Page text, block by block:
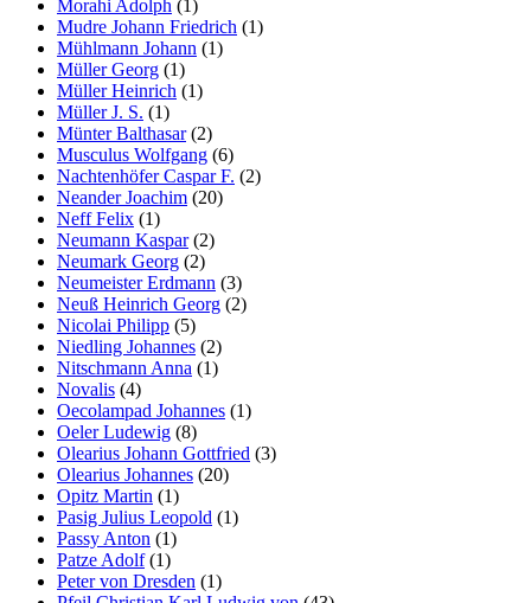
Morahi Adolph (1)
Mudre Johann Friedrich (1)
Mühlmann Johann (1)
Müller Georg (1)
Müller Heinrich (1)
Müller J. S. (1)
Münter Balthasar(2)
Musculus Wolfgang (6)
Nachtenhöfer Caspar F. (2)
Neander Joachim (20)
Neff Felix (1)
Neumann Kaspar(2)
Neumark Georg (2)
Neumeister Erdmann (3)
Neuß Heinrich Georg (2)
Nicolai Philipp (5)
Niedling Johannes (2)
Nitschmann Anna (1)
Novalis (4)
Oecolampad Johannes (1)
Oeler Ludewig (8)
Olearius Johann Gottfried (3)
Olearius Johannes (20)
Opitz Martin (1)
Pasig Julius Leopold (1)
Passy Anton (1)
Patze Adolf(1)
Peter von Dresden (1)